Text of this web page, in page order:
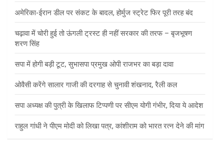
अमेरिका-ईरान डील पर संकट के बादल, होर्मुज स्ट्रेट फिर पूरी तरह बंद
चढ़ावा में चोरी हुई तो ऊंगली ट्रस्ट ही नहीं सरकार की तरफ – बृजभूषण
शरण सिंह
सपा में होगी बड़ी टूट, सुभासपा प्रमुख ओपी राजभर का बड़ा दावा
ओवैसी करेंगे सालार गाजी की दरगाह से चुनावी शंखनाद, रैली कल
सपा अध्यक्ष की पुत्री के खिलाफ टिप्पणी पर सीएम योगी गंभीर, दिया ये आदेश
राहुल गांधी ने पीएम मोदी को लिखा पत्र, कांशीराम को भारत रत्न देने की मांग